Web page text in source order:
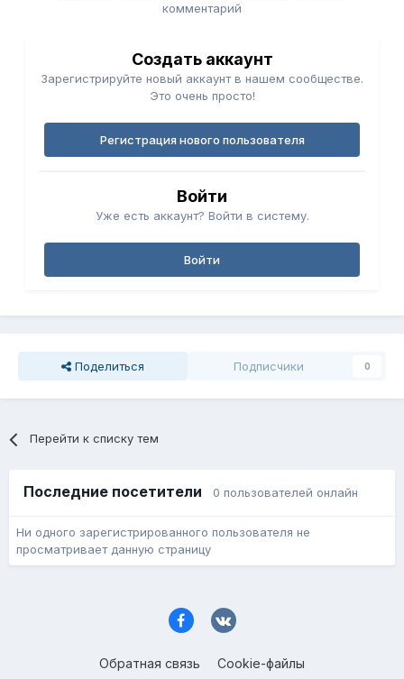
комментарий
Создать аккаунт
Зарегистрируйте новый аккаунт в нашем сообществе.
Это очень просто!
Регистрация нового пользователя
Войти
Уже есть аккаунт? Войти в систему.
Войти
Поделиться Подписчики 0
Перейти к списку тем
Последние посетители 0 пользователей онлайн
Ни одного зарегистрированного пользователя не
просматривает данную страницу
Обратная связь Cookie-файлы